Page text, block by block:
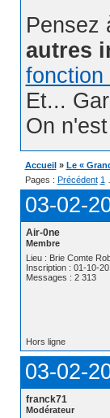
Pensez
autres
fonction
Et...
On
Accueil » Le «
Pages : Précédent 1
03-02-
Air-0ne
Membre
Lieu : Brie Comte
Inscription : 01-10-
Messages : 2 313
Hors ligne
03-02-
franck71
Modérateur